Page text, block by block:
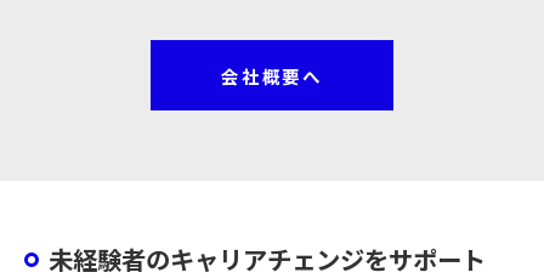
会社概要へ
未経験者のキャリアチェンジをサポート